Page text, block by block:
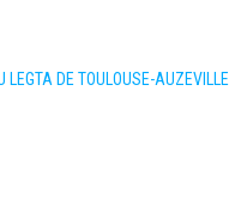
LEGTA DE TOULOUSE-AUZEVILLE